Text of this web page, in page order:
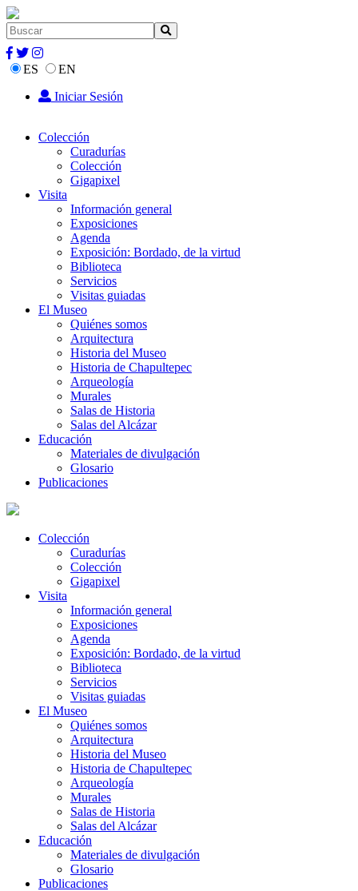
ES
EN
Iniciar Sesión
Colección
Curadurías
Colección
Gigapixel
Visita
Información general
Exposiciones
Agenda
Exposición: Bordado, de la virtud
Biblioteca
Servicios
Visitas guiadas
El Museo
Quiénes somos
Arquitectura
Historia del Museo
Historia de Chapultepec
Arqueología
Murales
Salas de Historia
Salas del Alcázar
Educación
Materiales de divulgación
Glosario
Publicaciones
Colección
Curadurías
Colección
Gigapixel
Visita
Información general
Exposiciones
Agenda
Exposición: Bordado, de la virtud
Biblioteca
Servicios
Visitas guiadas
El Museo
Quiénes somos
Arquitectura
Historia del Museo
Historia de Chapultepec
Arqueología
Murales
Salas de Historia
Salas del Alcázar
Educación
Materiales de divulgación
Glosario
Publicaciones